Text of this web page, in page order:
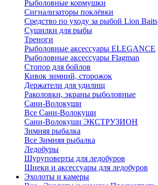
Рыболовные кормушки
Сигнализаторы поклёвки
Средство по уходу за рыбой Lion Baits
Сушилки для рыбы
Треноги
Рыболовные аксессуары ELEGANCE
Рыболовные аксессуары Flagman
Стопор для бойлов
Кивок зимний, сторожок
Держатели для удилищ
Раколовки, экраны рыболовные
Сани-Волокуши
Все Сани-Волокуши
Сани-Волокуши ЭКСТРУЗИОН
Зимняя рыбалка
Все Зимняя рыбалка
Ледобуры
Шуруповерты для ледобуров
Шнеки и аксессуары для ледобуров
Эхолоты и камеры